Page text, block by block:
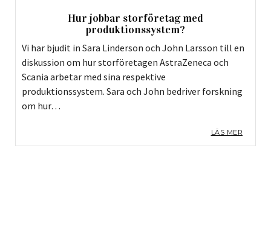
Hur jobbar storföretag med
produktionssystem?
Vi har bjudit in Sara Linderson och John Larsson till en
diskussion om hur storföretagen AstraZeneca och
Scania arbetar med sina respektive
produktionssystem. Sara och John bedriver forskning
om hur…
LÄS MER